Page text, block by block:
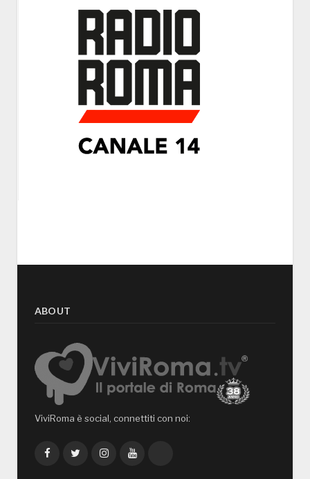
ABOUT
ViviRoma è social, connettiti con noi:
FacebookTwitterInstagramYouTube